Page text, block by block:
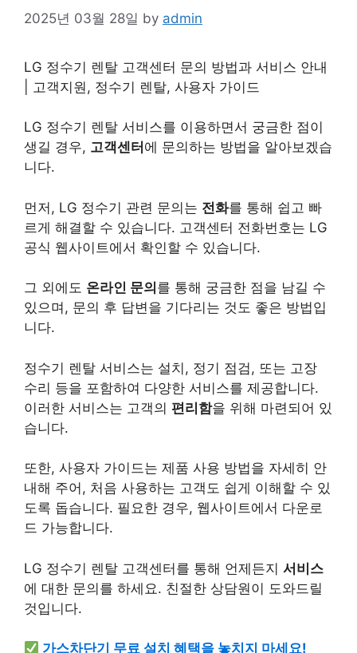
2025년 03월 28일 by admin
LG 정수기 렌탈 고객센터 문의 방법과 서비스 안내
| 고객지원, 정수기 렌탈, 사용자 가이드
LG 정수기 렌탈 서비스를 이용하면서 궁금한 점이
생길 경우, 고객센터 에 문의하는 방법을 알아보겠습
니다.
먼저, LG 정수기 관련 문의는 전화를 통해 쉽고 빠
르게 해결할 수 있습니다. 고객센터 전화번호는 LG
공식 웹사이트에서 확인할 수 있습니다.
그 외에도 온라인 문의 를 통해 궁금한 점을 남길 수
있으며, 문의 후 답변을 기다리는 것도 좋은 방법입
니다.
정수기 렌탈 서비스는 설치, 정기 점검, 또는 고장
수리 등을 포함하여 다양한 서비스를 제공합니다.
이러한 서비스는 고객의 편리함을 위해 마련되어 있
습니다.
또한, 사용자 가이드는 제품 사용 방법을 자세히 안
내해 주어, 처음 사용하는 고객도 쉽게 이해할 수 있
도록 돕습니다. 필요한 경우, 웹사이트에서 다운로
드 가능합니다.
LG 정수기 렌탈 고객센터를 통해 언제든지 서비스
에 대한 문의를 하세요. 친절한 상담원이 도와드릴
것입니다.
가스차단기 무료 설치 혜택을 놓치지 마세요!